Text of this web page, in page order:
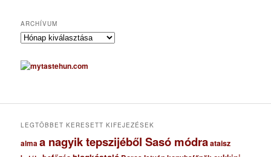
ARCHÍVUM
A
c
h
u
LEGTÖBBET KERESETT KIFEJEZÉSEK
almaa nagyik tepszijéből Sasó módraataisz